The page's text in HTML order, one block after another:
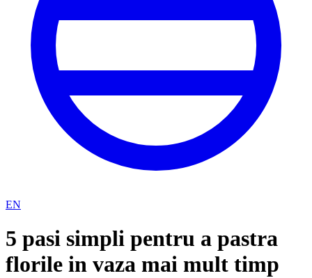
EN
5 pasi simpli pentru a pastra
florile in vaza mai mult timp